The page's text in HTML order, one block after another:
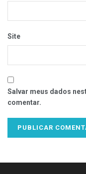
Site
Salvar meus dados
comentar.